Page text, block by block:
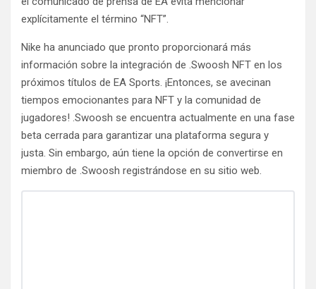
explícitamente el término “NFT”.
Nike ha anunciado que pronto proporcionará más
información sobre la integración de .Swoosh NFT en los
próximos títulos de EA Sports. ¡Entonces, se avecinan
tiempos emocionantes para NFT y la comunidad de
jugadores! .Swoosh se encuentra actualmente en una fase
beta cerrada para garantizar una plataforma segura y
justa. Sin embargo, aún tiene la opción de convertirse en
miembro de .Swoosh registrándose en su sitio web.